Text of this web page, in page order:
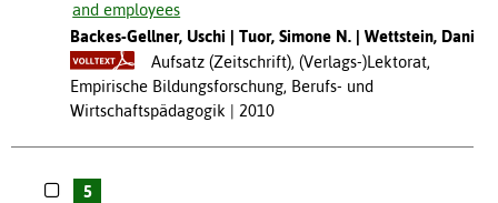
and employees
Backes-Gellner, Uschi
Tuor, Simone N.
Wettstein, Daniela
Aufsatz (Zeitschrift), (Verlags-)Lektorat,
Empirische Bildungsforschung, Berufs- und
Wirtschaftspädagogik
2010
5